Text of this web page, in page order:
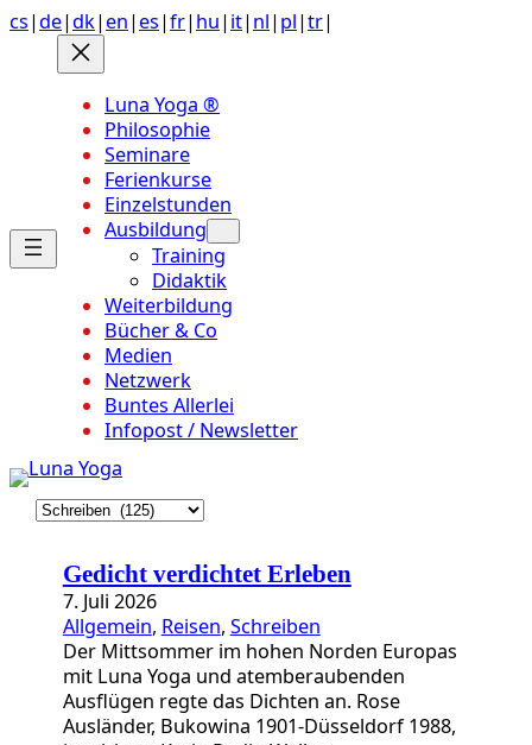
Anchor
Zum
Inhalt
springen
cs|de|dk| en| es|fr| hu| it| nl| pl|tr|
Luna Yoga ®
Philosophie
Seminare
Ferienkurse
Einzelstunden
Ausbildung
Training
Didaktik
Weiterbildung
Bücher & Co
Medien
Netzwerk
Buntes Allerlei
Infopost / Newsletter
K
Gedicht verdichtet Erleben
7. Juli 2026
Allgemein, Reisen, Schreiben
Der Mittsommer im hohen Norden Europas
mit Luna Yoga und atemberaubenden
Ausflügen regte das Dichten an. Rose
Ausländer, Bukowina 1901-Düsseldorf 1988,